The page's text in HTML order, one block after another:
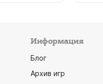
Информация
Блог
Архив игр